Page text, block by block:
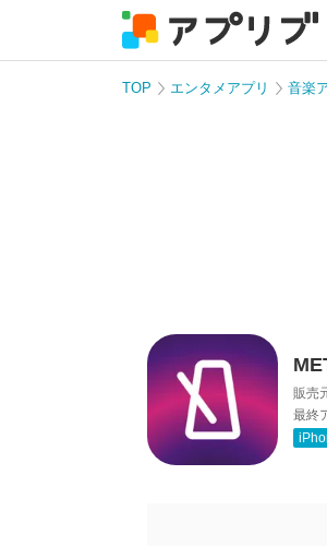
TOP エンタメアプリ 音楽
販売
最終